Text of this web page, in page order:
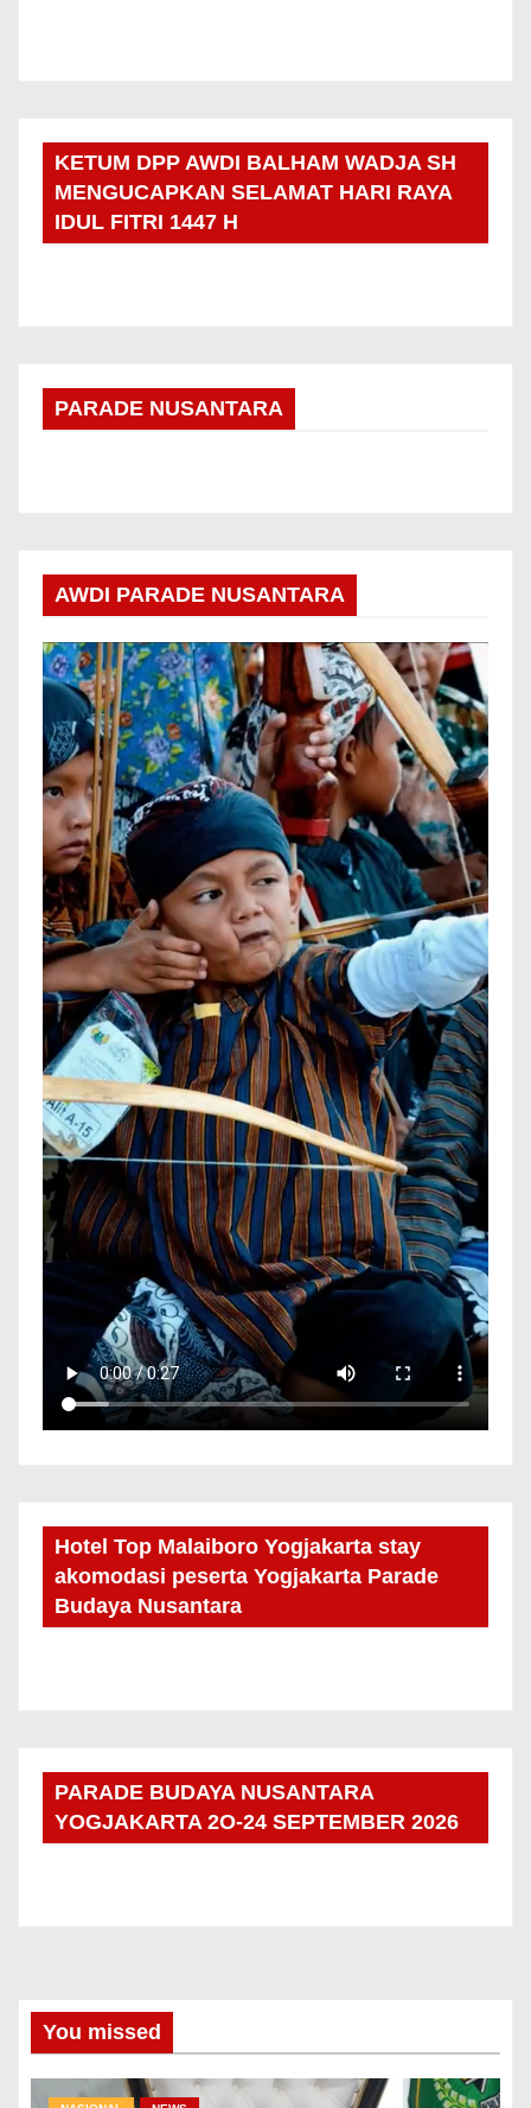
KETUM DPP AWDI BALHAM WADJA SH
MENGUCAPKAN SELAMAT HARI RAYA
IDUL FITRI 1447 H
PARADE NUSANTARA
AWDI PARADE NUSANTARA
Hotel Top Malaiboro Yogjakarta stay
akomodasi peserta Yogjakarta Parade
Budaya Nusantara
PARADE BUDAYA NUSANTARA
YOGJAKARTA 2O-24 SEPTEMBER 2026
You missed